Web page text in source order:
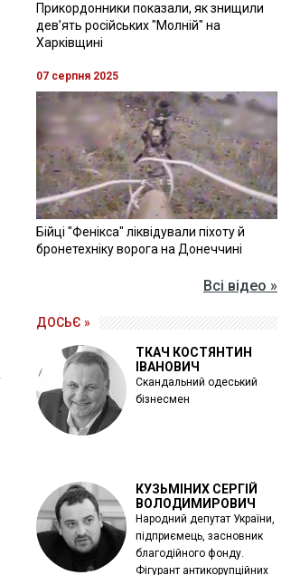
Прикордонники показали, як знищили
девʼять російських "Молній" на
Харківщині
07 серпня 2025
Бійці "Фенікса" ліквідували піхоту й
бронетехніку ворога на Донеччині
Всі відео »
ДОСЬЄ »
ТКАЧ КОСТЯНТИН
ІВАНОВИЧ
Скандальний одеський
бізнесмен
КУЗЬМІНИХ СЕРГІЙ
ВОЛОДИМИРОВИЧ
Народний депутат України,
підприємець, засновник
благодійного фонду.
Фігурант антикорупційних